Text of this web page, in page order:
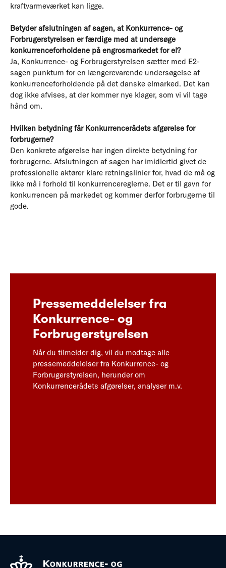
kraftvarmeværket kan ligge.
Betyder afslutningen af sagen, at Konkurrence- og
Forbrugerstyrelsen er færdige med at undersøge
konkurrenceforholdene på engrosmarkedet for el?
Ja, Konkurrence- og Forbrugerstyrelsen sætter med E2-
sagen punktum for en længerevarende undersøgelse af
konkurrenceforholdende på det danske elmarked. Det kan
dog ikke afvises, at der kommer nye klager, som vi vil tage
hånd om.
Hvilken betydning får Konkurrencerådets afgørelse for
forbrugerne?
Den konkrete afgørelse har ingen direkte betydning for
forbrugerne. Afslutningen af sagen har imidlertid givet de
professionelle aktører klare retningslinier for, hvad de må og
ikke må i forhold til konkurrencereglerne. Det er til gavn for
konkurrencen på markedet og kommer derfor forbrugerne til
gode.
Pressemeddelelser fra
Konkurrence- og
Forbrugerstyrelsen
Når du tilmelder dig, vil du modtage alle
pressemeddelelser fra Konkurrence- og
Forbrugerstyrelsen, herunder om
Konkurrencerådets afgørelser, analyser m.v.